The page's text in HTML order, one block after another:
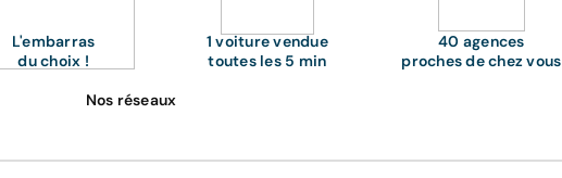
L'embarras
du choix !
1 voiture vendue
toutes les 5 min
40 agences
proches de chez vous
Nos réseaux